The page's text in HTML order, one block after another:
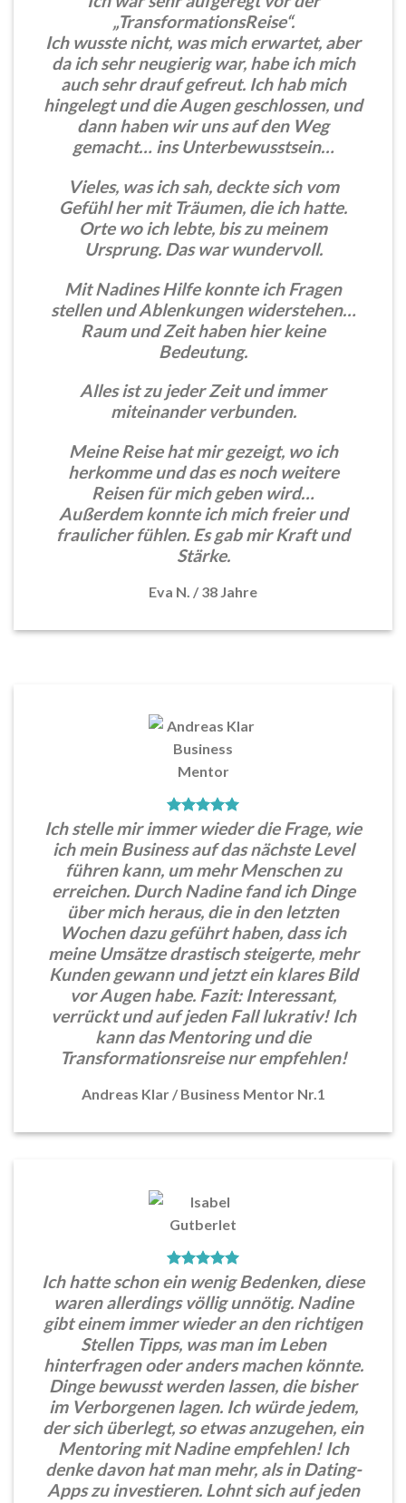
„TransformationsReise“.
Ich wusste nicht, was mich erwartet, aber
da ich sehr neugierig war, habe ich mich
auch sehr drauf gefreut. Ich hab mich
hingelegt und die Augen geschlossen, und
dann haben wir uns auf den Weg
gemacht… ins Unterbewusstsein…
Vieles, was ich sah, deckte sich vom
Gefühl her mit Träumen, die ich hatte.
Orte wo ich lebte, bis zu meinem
Ursprung. Das war wundervoll.
Mit Nadines Hilfe konnte ich Fragen
stellen und Ablenkungen widerstehen…
Raum und Zeit haben hier keine
Bedeutung.
Alles ist zu jeder Zeit und immer
miteinander verbunden.
Meine Reise hat mir gezeigt, wo ich
herkomme und das es noch weitere
Reisen für mich geben wird…
Außerdem konnte ich mich freier und
fraulicher fühlen. Es gab mir Kraft und
Stärke.
Eva N. / 38 Jahre
Ich stelle mir immer wieder die Frage, wie
ich mein Business auf das nächste Level
führen kann, um mehr Menschen zu
erreichen. Durch Nadine fand ich Dinge
über mich heraus, die in den letzten
Wochen dazu geführt haben, dass ich
meine Umsätze drastisch steigerte, mehr
Kunden gewann und jetzt ein klares Bild
vor Augen habe. Fazit: Interessant,
verrückt und auf jeden Fall lukrativ! Ich
kann das Mentoring und die
Transformationsreise nur empfehlen!
Andreas Klar / Business Mentor Nr.1
Ich hatte schon ein wenig Bedenken, diese
waren allerdings völlig unnötig. Nadine
gibt einem immer wieder an den richtigen
Stellen Tipps, was man im Leben
hinterfragen oder anders machen könnte.
Dinge bewusst werden lassen, die bisher
im Verborgenen lagen. Ich würde jedem,
der sich überlegt, so etwas anzugehen, ein
Mentoring mit Nadine empfehlen! Ich
denke davon hat man mehr, als in Dating-
Apps zu investieren. Lohnt sich auf jeden